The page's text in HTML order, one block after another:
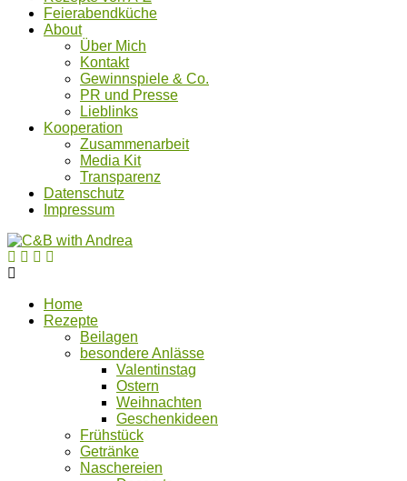
Feierabendküche
About
Über Mich
Kontakt
Gewinnspiele & Co.
PR und Presse
Lieblinks
Kooperation
Zusammenarbeit
Media Kit
Transparenz
Datenschutz
Impressum
Home
Rezepte
Beilagen
besondere Anlässe
Valentinstag
Ostern
Weihnachten
Geschenkideen
Frühstück
Getränke
Naschereien